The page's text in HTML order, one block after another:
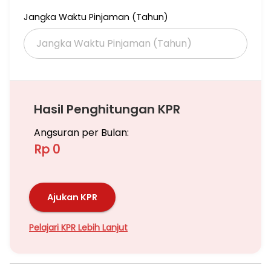
Jangka Waktu Pinjaman (Tahun)
Hasil Penghitungan KPR
Angsuran per Bulan:
Rp 0
Ajukan KPR
Pelajari KPR Lebih Lanjut